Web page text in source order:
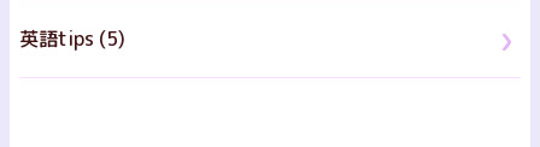
英語tips (5)